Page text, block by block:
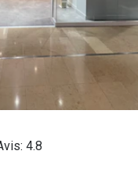
audition
accessoires
4.8